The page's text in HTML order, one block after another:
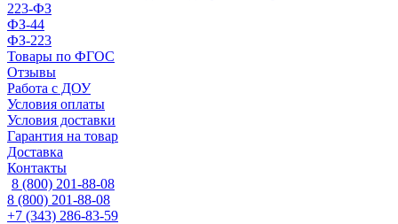
223-ФЗ
ФЗ-44
ФЗ-223
Товары по ФГОС
Отзывы
Работа с ДОУ
Условия оплаты
Условия доставки
Гарантия на товар
Доставка
Контакты
8 (800) 201-88-08
8 (800) 201-88-08
+7 (343) 286-83-59